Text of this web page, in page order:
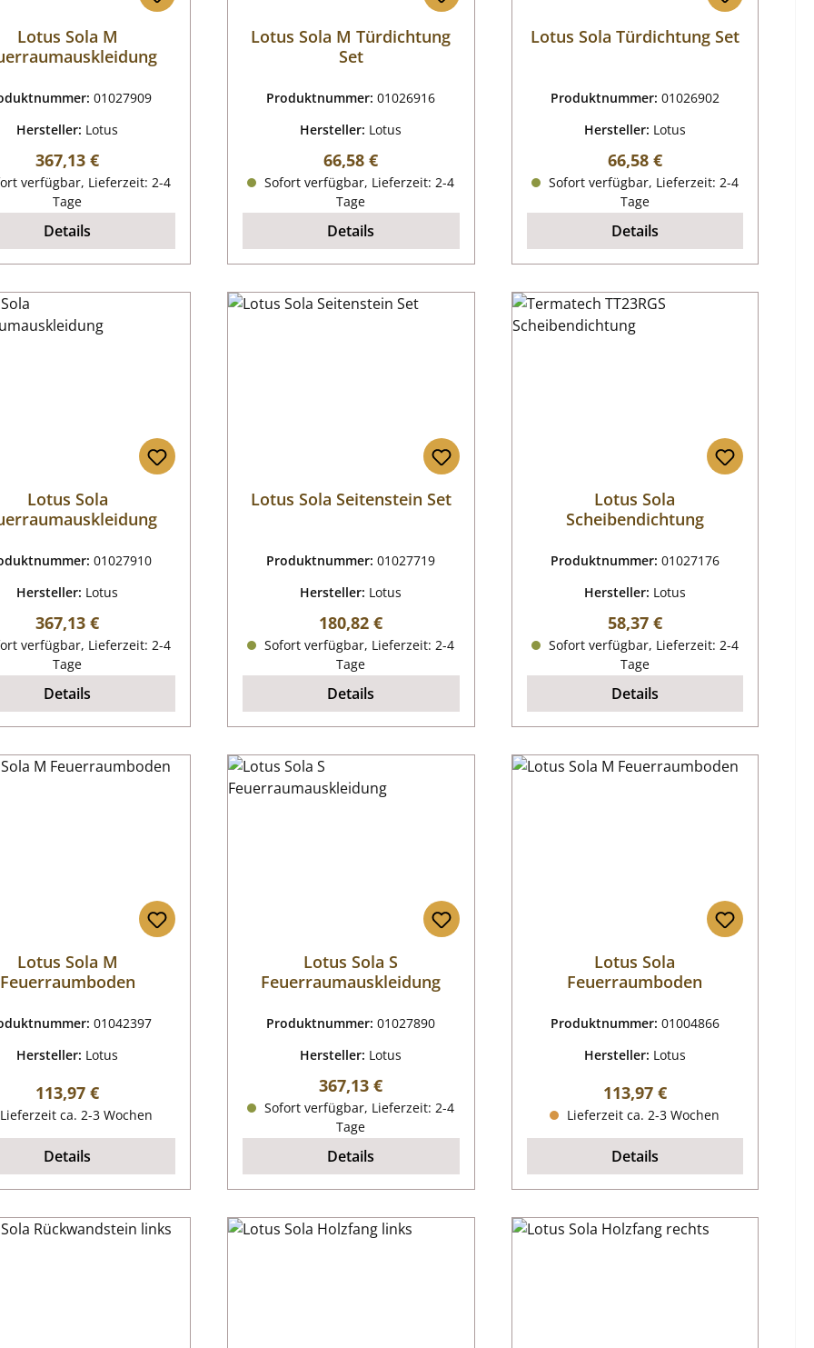
Lotus Sola M
01027909
Hersteller: Lotus
Regulärer Preis:
367,13 €
verfügbar, Lieferzeit: 2-4
Tage
Details
Lotus Sola M Türdichtung
Set
Produktnummer:01026916
Hersteller: Lotus
Regulärer Preis:
66,58 €
Sofort verfügbar, Lieferzeit: 2-4
Tage
Details
Lotus Sola Türdichtung Set
Produktnummer: 01026902
Hersteller: Lotus
Regulärer Preis:
66,58 €
Sofort verfügbar, Lieferzeit: 2-4
Tage
Details
Lotus Sola
01027910
Hersteller: Lotus
Regulärer Preis:
367,13 €
verfügbar, Lieferzeit: 2-4
Tage
Details
Lotus Sola Seitenstein Set
Produktnummer:01027719
Hersteller: Lotus
Regulärer Preis:
180,82 €
Sofort verfügbar, Lieferzeit: 2-4
Tage
Details
Lotus Sola
Scheibendichtung
Produktnummer: 01027176
Hersteller: Lotus
Regulärer Preis:
58,37 €
Sofort verfügbar, Lieferzeit: 2-4
Tage
Details
Lotus Sola M
Feuerraumboden
01042397
Hersteller: Lotus
Regulärer Preis:
113,97 €
ca. 2-3 Wochen
Details
Lotus Sola S
Feuerraumauskleidung
Produktnummer:01027890
Hersteller: Lotus
Regulärer Preis:
367,13 €
Sofort verfügbar, Lieferzeit: 2-4
Tage
Details
Lotus Sola
Feuerraumboden
Produktnummer: 01004866
Hersteller: Lotus
Regulärer Preis:
113,97 €
Lieferzeit ca. 2-3 Wochen
Details